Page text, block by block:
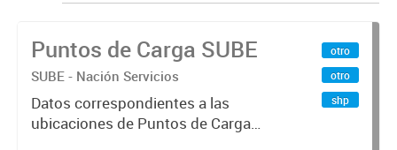
Puntos de Carga SUBE
SUBE - Nación Servicios
Datos correspondientes a las
ubicaciones de Puntos de Carga
otro
otro
shp